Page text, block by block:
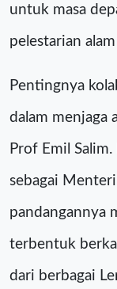
untuk masa
pelestarian
Pentingnya
dalam menjaga
Prof Emil
sebagai
pandangannya
terbentuk
dari berbagai